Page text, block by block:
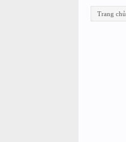
Trang chủ